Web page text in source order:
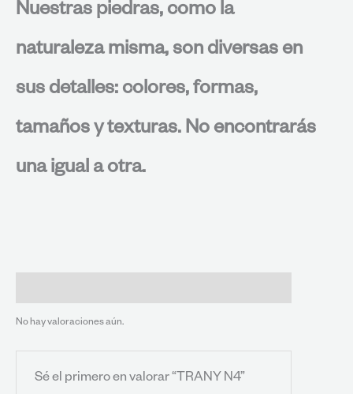
Nuestras piedras, como la
naturaleza misma, son diversas en
sus detalles: colores, formas,
tamaños y texturas. No encontrarás
una igual a otra.
No hay valoraciones aún.
Sé el primero en valorar “TRANY N4”